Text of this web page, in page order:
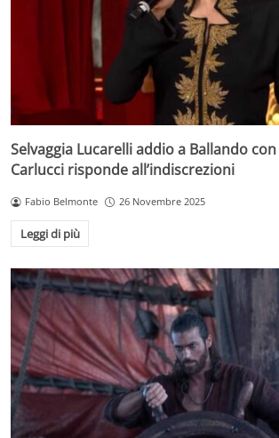
Selvaggia Lucarelli addio a Ballando
Carlucci risponde all’indiscrezioni
Fabio Belmonte 26 Novembre 2025
Leggi di più